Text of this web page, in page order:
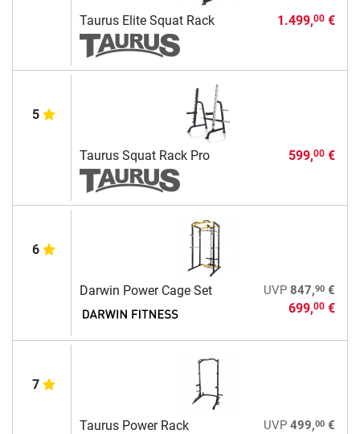
Taurus Elite Squat Rack 1.499,00€
5
Taurus Squat Rack Pro 599,00€
6
Darwin Power Cage Set UVP 847,90€
699,00€
7
Taurus Power Rack UVP 499,00€